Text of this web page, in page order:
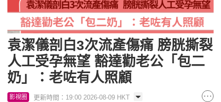
袁潔儀剖白3次流產傷痛 膀胱撕裂
人工受孕無望 豁達勸老公「包二
奶」：老咗有人照顧
影視圈 更新時間：19:00 2026-08-09 HKT